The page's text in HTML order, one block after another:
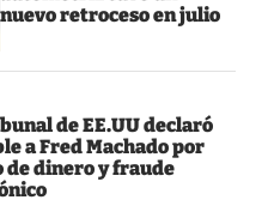
nuevo retroceso en julio
de EE.UU declaró
a Fred Machado por
de dinero y fraude